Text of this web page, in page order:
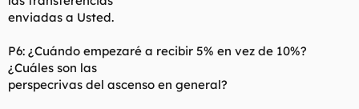
enviadas a Usted.
P6: ¿Cuándo empezaré a recibir 5% en vez de 10%?
¿Cuáles son las
perspecrivas del ascenso en general?